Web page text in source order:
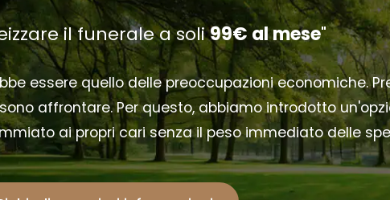
il funerale a soli99€ al mese"
essere quello delle preoccupazioni economiche.
affrontare. Per questo, abbiamo introdotto
ai propri cari senza il peso immediato delle